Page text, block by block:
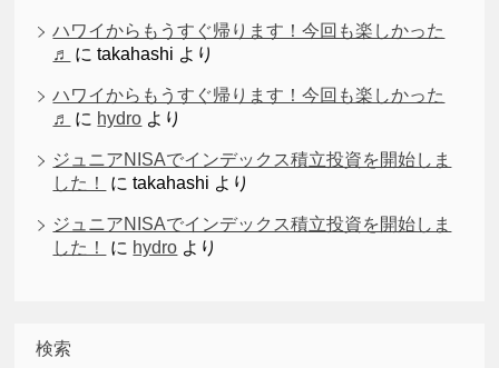
ハワイからもうすぐ帰ります！今回も楽しかった
♬
にtakahashi より
ハワイからもうすぐ帰ります！今回も楽しかった
♬
に hydro より
ジュニアNISAでインデックス積立投資を開始しま
した！
にtakahashi より
ジュニアNISAでインデックス積立投資を開始しま
した！
に hydro より
検索